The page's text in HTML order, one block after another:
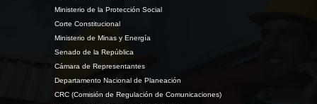
Ministerio de la Protección Social
Corte Constitucional
Ministerio de Minas y Energía
Senado de la República
Cámara de Representantes
Departamento Nacional de Planeación
CRC (Comisión de Regulación de Comunicaciones)